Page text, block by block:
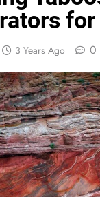
for
3 Years Ago 0